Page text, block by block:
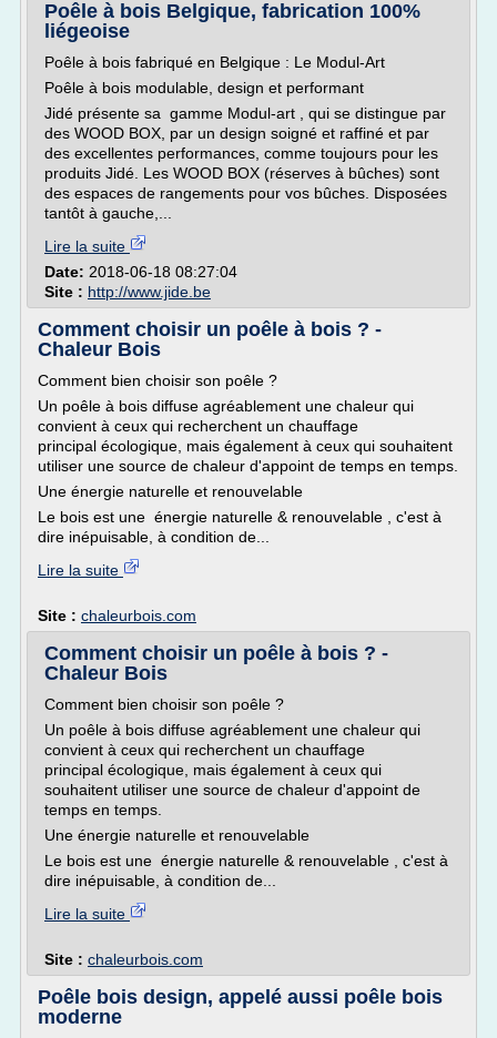
Poêle à bois Belgique, fabrication 100%
liégeoise
Poêle à bois fabriqué en Belgique : Le Modul-Art
Poêle à bois modulable, design et performant
Jidé présente sa gamme Modul-art , qui se distingue par
des WOOD BOX, par un design soigné et raffiné et par
des excellentes performances, comme toujours pour les
produits Jidé. Les WOOD BOX (réserves à bûches) sont
des espaces de rangements pour vos bûches. Disposées
tantôt à gauche,...
Lire la suite
Date: 2018-06-18 08:27:04
Site : http://www.jide.be
Comment choisir un poêle à bois ? -
Chaleur Bois
Comment bien choisir son poêle ?
Un poêle à bois diffuse agréablement une chaleur qui
convient à ceux qui recherchent un chauffage
principal écologique, mais également à ceux qui souhaitent
utiliser une source de chaleur d'appoint de temps en temps.
Une énergie naturelle et renouvelable
Le bois est une énergie naturelle & renouvelable , c'est à
dire inépuisable, à condition de...
Lire la suite
Site : chaleurbois.com
Comment choisir un poêle à bois ? -
Chaleur Bois
Comment bien choisir son poêle ?
Un poêle à bois diffuse agréablement une chaleur qui
convient à ceux qui recherchent un chauffage
principal écologique, mais également à ceux qui
souhaitent utiliser une source de chaleur d'appoint de
temps en temps.
Une énergie naturelle et renouvelable
Le bois est une énergie naturelle & renouvelable , c'est à
dire inépuisable, à condition de...
Lire la suite
Site : chaleurbois.com
Poêle bois design, appelé aussi poêle bois
moderne